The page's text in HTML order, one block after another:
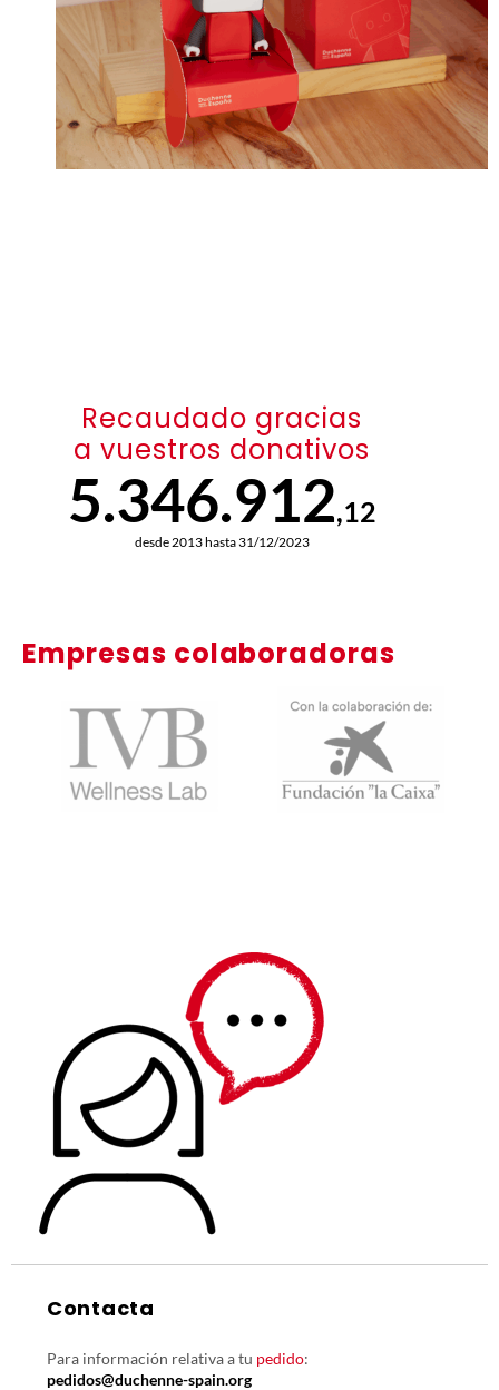
Recaudado gracias
a vuestros donativos
5.346.912,12
desde 2013 hasta 31/12/2023
Empresas colaboradoras
Contacta
Para información relativa a tu pedido:
pedidos@duchenne-spain.org